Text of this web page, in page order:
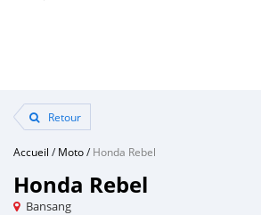
Retour
Accueil /Moto/Honda Rebel
Honda Rebel
Bansang